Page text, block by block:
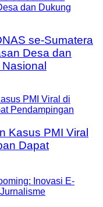
se-Sumatera
Desa dan
Kasus PMI Viral
Dapat